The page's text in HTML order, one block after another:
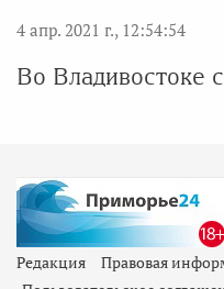
4 апр. 2021 г., 12:54:54
Во Владивостоке
Редакция Правовая